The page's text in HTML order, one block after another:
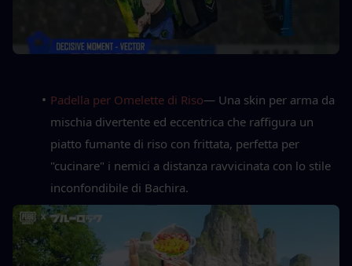
Padella per Omelette di Riso— Una skin per arma da
mischia divertente ed eccentrica che raffigura un
piatto fumante di riso con frittata, perfetta per
"cucinare" i nemici a distanza ravvicinata con lo stile
inconfondibile di Bachira.